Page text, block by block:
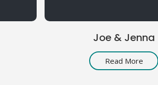
Joe & Jenna
Read More